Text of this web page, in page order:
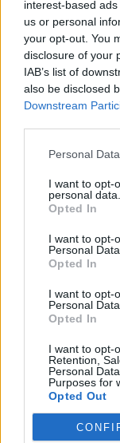
interest-based
us or personal
your opt-out. You
disclosure of your
IAB’s list of
also be disclosed
Downstream
Personal
I want to opt-
personal data.
Opted In
I want to opt-
Personal Data.
Opted In
I want to opt-
Personal
Opted In
I want to opt-
Retention,
Personal
Purposes for
Opted Out